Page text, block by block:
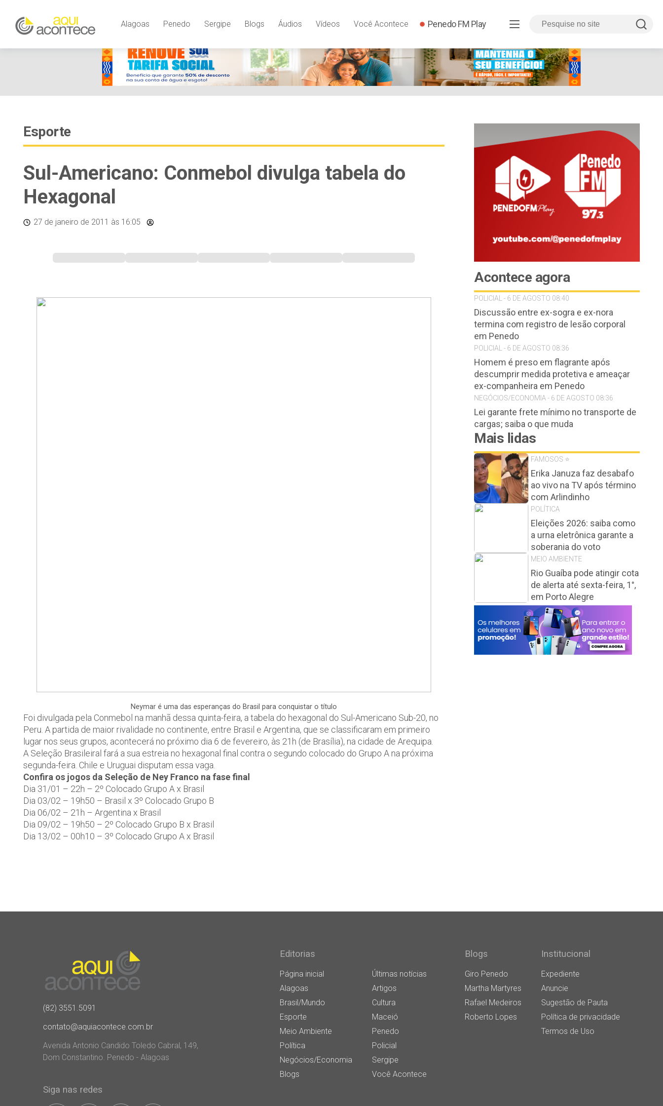
Alagoas Penedo Sergipe Blogs Áudios Vídeos Você Acontece Penedo FM Play
Esporte
Sul-Americano: Conmebol divulga tabela do
Hexagonal
27 de janeiro de 2011 às 16:05
Neymar é uma das esperanças do Brasil para conquistar o título
Foi divulgada pela Conmebol na manhã dessa quinta-feira, a tabela do hexagonal do Sul-Americano Sub-20, no
Peru. A partida de maior rivalidade no continente, entre Brasil e Argentina, que se classificaram em primeiro
lugar nos seus grupos, acontecerá no próximo dia 6 de fevereiro, às 21h (de Brasília), na cidade de Arequipa.
A Seleção Brasileiral fará a sua estreia no hexagonal final contra o segundo colocado do Grupo A na próxima
segunda-feira. Chile e Uruguai disputam essa vaga.
Confira os jogos da Seleção de Ney Franco na fase final
Dia 31/01 – 22h – 2º Colocado Grupo A x Brasil
Dia 03/02 – 19h50 – Brasil x 3º Colocado Grupo B
Dia 06/02 – 21h – Argentina x Brasil
Dia 09/02 – 19h50 – 2º Colocado Grupo B x Brasil
Dia 13/02 – 00h10 – 3º Colocado Grupo A x Brasil
Acontece agora
POLICIAL - 6 DE AGOSTO 08:40
Discussão entre ex-sogra e ex-nora
termina com registro de lesão corporal
em Penedo
POLICIAL - 6 DE AGOSTO 08:36
Homem é preso em flagrante após
descumprir medida protetiva e ameaçar
ex-companheira em Penedo
NEGÓCIOS/ECONOMIA - 6 DE AGOSTO 08:36
Lei garante frete mínimo no transporte de
cargas; saiba o que muda
Mais lidas
FAMOSOS ⭐️
Erika Januza faz desabafo
ao vivo na TV após término
com Arlindinho
POLÍTICA
Eleições 2026: saiba como
a urna eletrônica garante a
soberania do voto
MEIO AMBIENTE
Rio Guaíba pode atingir cota
de alerta até sexta-feira, 1°,
em Porto Alegre
(82) 3551.5091
contato@aquiacontece.com.br
Avenida Antonio Candido Toledo Cabral, 149,
Dom Constantino. Penedo - Alagoas
Siga nas redes
Editorias
Página inicial
Últimas notícias
Alagoas
Artigos
Brasil/Mundo
Cultura
Esporte
Maceió
Meio Ambiente
Penedo
Política
Policial
Negócios/Economia
Sergipe
Blogs
Você Acontece
Blogs
Giro Penedo
Martha Martyres
Rafael Medeiros
Roberto Lopes
Institucional
Expediente
Anuncie
Sugestão de Pauta
Política de privacidade
Termos de Uso